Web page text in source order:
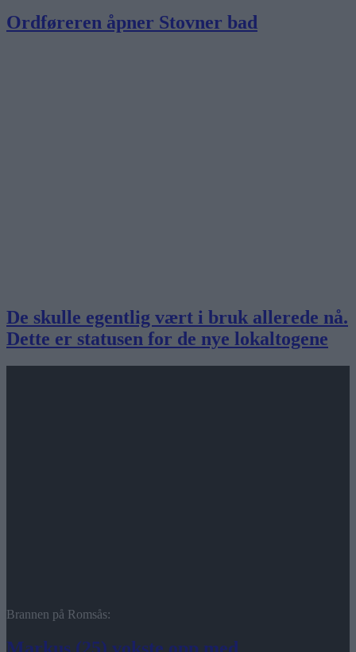
Ordføreren åpner Stovner bad
De skulle egentlig vært i bruk allerede nå.
Dette er statusen for de nye lokaltogene
Brannen på Romsås:
Markus (25) vokste opp med